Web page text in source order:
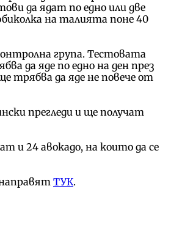
да ядат по едно или две
на талията поне 40
група. Тестовата
да яде по едно на ден през
трябва да яде не повече от
прегледи и ще получат
и 24 авокадо, на които да се
ТУК.